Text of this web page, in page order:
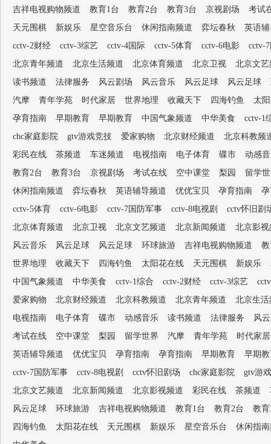
吉祥电视购物频道
教育1台 教育2台 教育3台 京视剧场
考试
天元围棋
新娱乐 星空音乐台 休闲指南频道 弈坛春秋
英语
cctv-2财经
cctv-3综艺 cctv-4国际 cctv-5体育 cctv-6电影
cctv-
北京青年频道
北京生活频道 北京体育频道 北京卫视
北京文艺
读书频道
法律服务 风云剧场 风云音乐 风云足球 风云足球
汽摩
青年学苑 时代家居 世界地理 收藏天下 四海钓鱼
太
孕育指南
早期教育 早期教育 中国气象频道 中华美食
cctv-1
chc家庭影院
gtv游戏竞技 爱家购物 北京财经频道
北京科教频
彩民在线
茶频道 车迷频道 电视指南 电子体育 碟市
动感
教育2台
教育3台 京视剧场 考试在线 空中课堂 梨园
留学
休闲指南频道
弈坛春秋 英语辅导频道 优优宝贝 孕育指南
cctv-5体育
cctv-6电影 cctv-7国防军事 cctv-8电视剧
cctv怀旧剧
北京体育频道
北京卫视 北京文艺频道 北京新闻频道
北京影视
风云音乐
风云足球 风云足球 环球旅游 吉祥电视购物频道
世界地理
收藏天下 四海钓鱼 太阳花在线 天元围棋 新娱乐
中国气象频道
中华美食 cctv-1综合 cctv-2财经 cctv-3综艺
爱家购物
北京财经频道 北京科教频道 北京青年频道
北京生活
电视指南
电子体育 碟市 动感音乐 读书频道 法律服务
风
考试在线
空中课堂 梨园 留学世界 汽摩 青年学苑
时代家居
英语辅导频道
优优宝贝 孕育指南 孕育指南 早期教育
早期
cctv-7国防军事
cctv-8电视剧 cctv怀旧剧场 chc家庭影院
gtv游
北京文艺频道
北京新闻频道 北京影视频道 彩民在线 茶频道
风云足球
环球旅游 吉祥电视购物频道 教育1台 教育2台
教
四海钓鱼
太阳花在线 天元围棋 新娱乐 星空音乐台
休闲指